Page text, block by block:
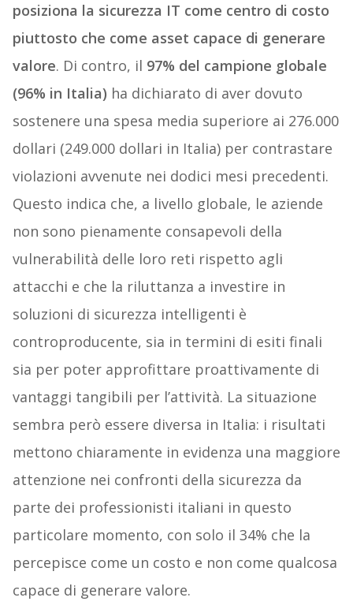
posiziona la sicurezza IT come centro di costo
piuttosto che come asset capace di generare
valore. Di contro, il 97% del campione globale
(96% in Italia) ha dichiarato di aver dovuto
sostenere una spesa media superiore ai 276.000
dollari (249.000 dollari in Italia) per contrastare
violazioni avvenute nei dodici mesi precedenti.
Questo indica che, a livello globale, le aziende
non sono pienamente consapevoli della
vulnerabilità delle loro reti rispetto agli
attacchi e che la riluttanza a investire in
soluzioni di sicurezza intelligenti è
controproducente, sia in termini di esiti finali
sia per poter approfittare proattivamente di
vantaggi tangibili per l’attività. La situazione
sembra però essere diversa in Italia: i risultati
mettono chiaramente in evidenza una maggiore
attenzione nei confronti della sicurezza da
parte dei professionisti italiani in questo
particolare momento, con solo il 34% che la
percepisce come un costo e non come qualcosa
capace di generare valore.